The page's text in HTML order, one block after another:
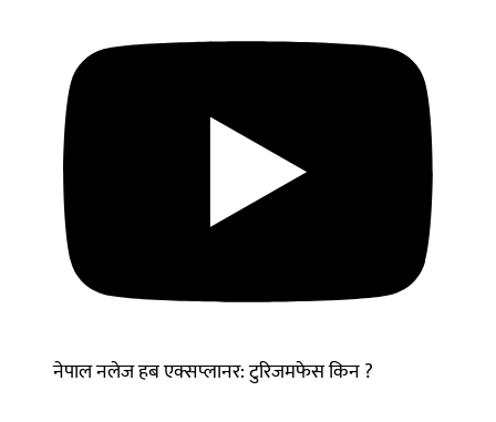
नेपाल नलेज हब एक्सप्लानर: टुरिजमफेस किन ?